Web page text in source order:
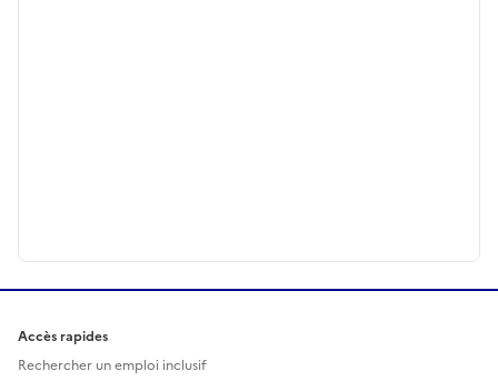
Accès rapides
Rechercher un emploi inclusif